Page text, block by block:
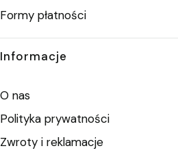
Formy płatności
Informacje
O nas
Polityka prywatności
Zwroty i reklamacje